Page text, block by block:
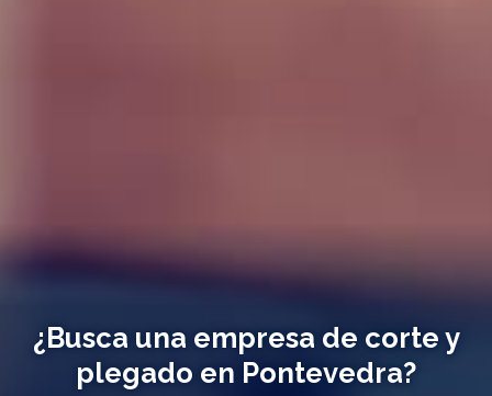
¿Busca una empresa de corte y
plegado en Pontevedra?